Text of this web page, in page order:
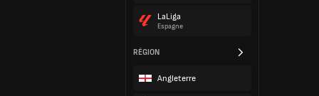
LaLiga
Espagne
RÉGION
Angleterre